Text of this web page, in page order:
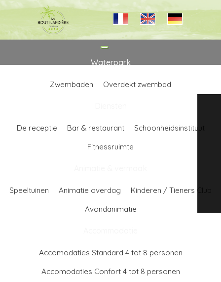
Toggle
navigation
Waterpark
Zwembaden Overdekt zwembad
De receptie Bar & restaurant
Schoonheidsinstituut
Fitnessruimte
Speeltuinen Animatie overdag
Kinderen / Tieners Club
Avondanimatie
Accomodaties Standard 4 tot 8 personen
Accomodaties Confort 4 tot 8 personen